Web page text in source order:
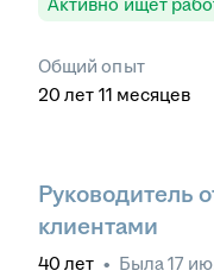
Активно ищет
Общий опыт
20 лет 11 месяцев
Руководитель
клиентами
40 лет • Была17